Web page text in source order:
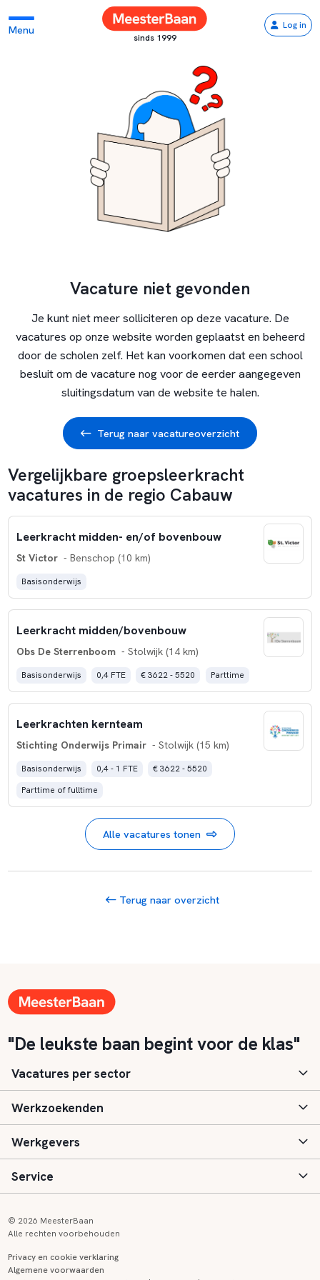
Menu
sinds 1999
Log in
Vacature niet gevonden
Je kunt niet meer solliciteren op deze vacature. De
vacatures op onze website worden geplaatst en beheerd
door de scholen zelf. Het kan voorkomen dat een school
besluit om de vacature nog voor de eerder aangegeven
sluitingsdatum van de website te halen.
Terug naar vacatureoverzicht
Vergelijkbare groepsleerkracht
vacatures in de regio Cabauw
Leerkracht midden- en/of bovenbouw
St Victor - Benschop (10 km)
Basisonderwijs
Leerkracht midden/bovenbouw
Obs De Sterrenboom - Stolwijk (14 km)
Basisonderwijs 0,4 FTE € 3622 - 5520 Parttime
Leerkrachten kernteam
Stichting Onderwijs Primair - Stolwijk (15 km)
Basisonderwijs 0,4 - 1 FTE
€ 3622 - 5520
Parttime of fulltime
Alle vacatures tonen
Terug naar overzicht
"De leukste baan begint voor de klas"
Vacatures per sector
Basisonderwijs
Speciaal (basis) onderwijs
Voortgezet onderwijs
Werkzoekenden
Aanmelden
Vacatures
Werkgevers
Inloggen
Service
© 2026 MeesterBaan
Alle rechten voorbehouden
Privacy en cookie verklaring
Algemene voorwaarden